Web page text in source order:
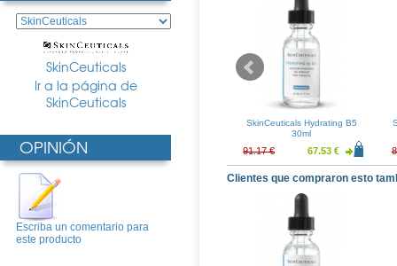
SkinCeuticals
Ir a la página de
SkinCeuticals
OPINIÓN
Escriba un comentario para
este producto
99.87 €
Defense SPF 30 30ml
SkinCeuticals Hydrating B5
30ml
91.17 € 67.53 €
Clientes que compraron esto